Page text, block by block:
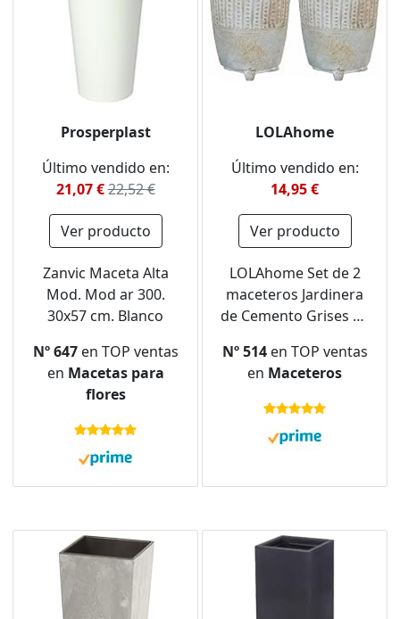
Prosperplast
Último vendido en:
21,07 €22,52 €
Ver producto
Zanvic Maceta Alta
Mod. Mod ar 300.
30x57 cm. Blanco
Nº 647en TOP ventas
en Macetas para
flores
LOLAhome
Último vendido en:
14,95 €
Ver producto
LOLAhome Set de 2
maceteros Jardinera
de Cemento Grises de
Nº 514en TOP ventas
en Maceteros